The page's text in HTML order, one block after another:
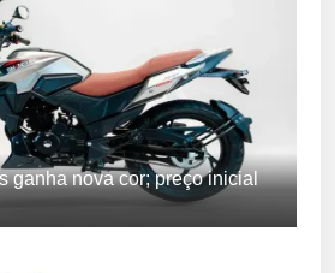
ganha nova cor; preço inicial